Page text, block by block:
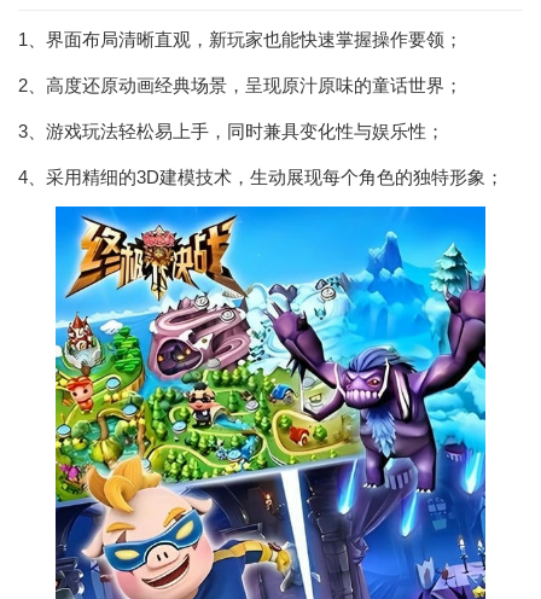
1、界面布局清晰直观，新玩家也能快速掌握操作要领；
2、高度还原动画经典场景，呈现原汁原味的童话世界；
3、游戏玩法轻松易上手，同时兼具变化性与娱乐性；
4、采用精细的3D建模技术，生动展现每个角色的独特形象；